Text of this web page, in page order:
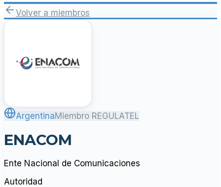
Volver a miembros
ArgentinaMiembro REGULATEL
ENACOM
Ente Nacional de Comunicaciones
Autoridad